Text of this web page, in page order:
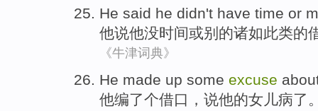
He said he didn't have time or
他说他没时间或别的诸如此类的
《牛津词典》
He made up some excuse
他编了个借口 ， 说他的女儿病了